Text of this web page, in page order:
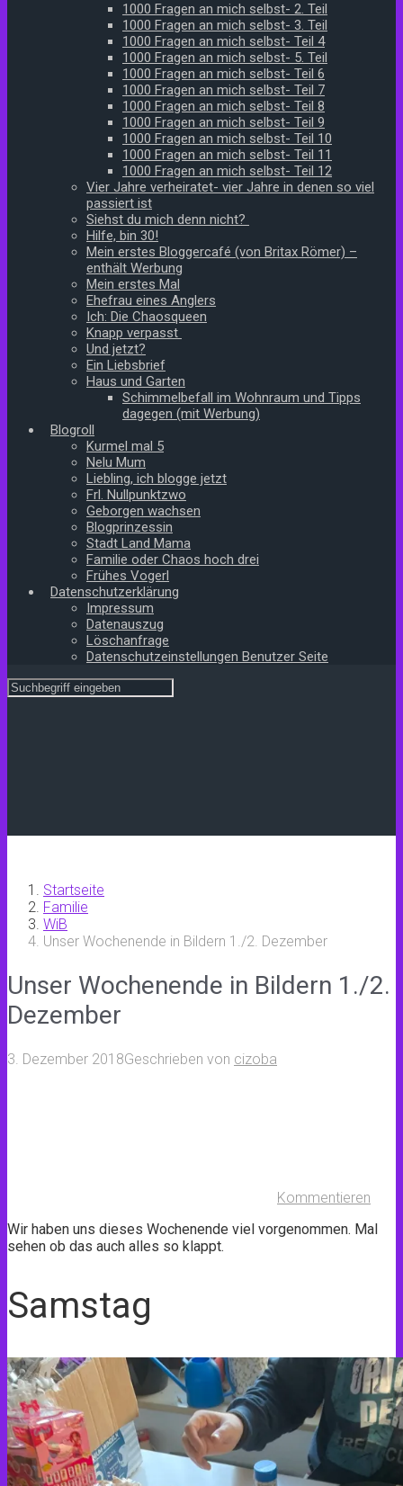
1000 Fragen an mich selbst- 2. Teil
1000 Fragen an mich selbst- 3. Teil
1000 Fragen an mich selbst- Teil 4
1000 Fragen an mich selbst- 5. Teil
1000 Fragen an mich selbst- Teil 6
1000 Fragen an mich selbst- Teil 7
1000 Fragen an mich selbst- Teil 8
1000 Fragen an mich selbst- Teil 9
1000 Fragen an mich selbst- Teil 10
1000 Fragen an mich selbst- Teil 11
1000 Fragen an mich selbst- Teil 12
Vier Jahre verheiratet- vier Jahre in denen so viel
passiert ist
Siehst du mich denn nicht?
Hilfe, bin 30!
Mein erstes Bloggercafé (von Britax Römer) –
enthält Werbung
Mein erstes Mal
Ehefrau eines Anglers
Ich: Die Chaosqueen
Knapp verpasst
Und jetzt?
Ein Liebsbrief
Haus und Garten
Schimmelbefall im Wohnraum und Tipps
dagegen (mit Werbung)
Blogroll
Kurmel mal 5
Nelu Mum
Liebling, ich blogge jetzt
Frl. Nullpunktzwo
Geborgen wachsen
Blogprinzessin
Stadt Land Mama
Familie oder Chaos hoch drei
Frühes Vogerl
Datenschutzerklärung
Impressum
Datenauszug
Löschanfrage
Datenschutzeinstellungen Benutzer Seite
Startseite
Familie
WiB
Unser Wochenende in Bildern 1./2. Dezember
Unser Wochenende in Bildern 1./2.
Dezember
3. Dezember 2018Geschrieben von cizoba
Kommentieren
Wir haben uns dieses Wochenende viel vorgenommen. Mal
sehen ob das auch alles so klappt.
Samstag